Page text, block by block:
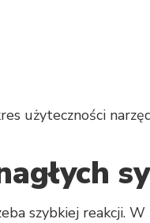
użyteczności
szybkiej reakcji.